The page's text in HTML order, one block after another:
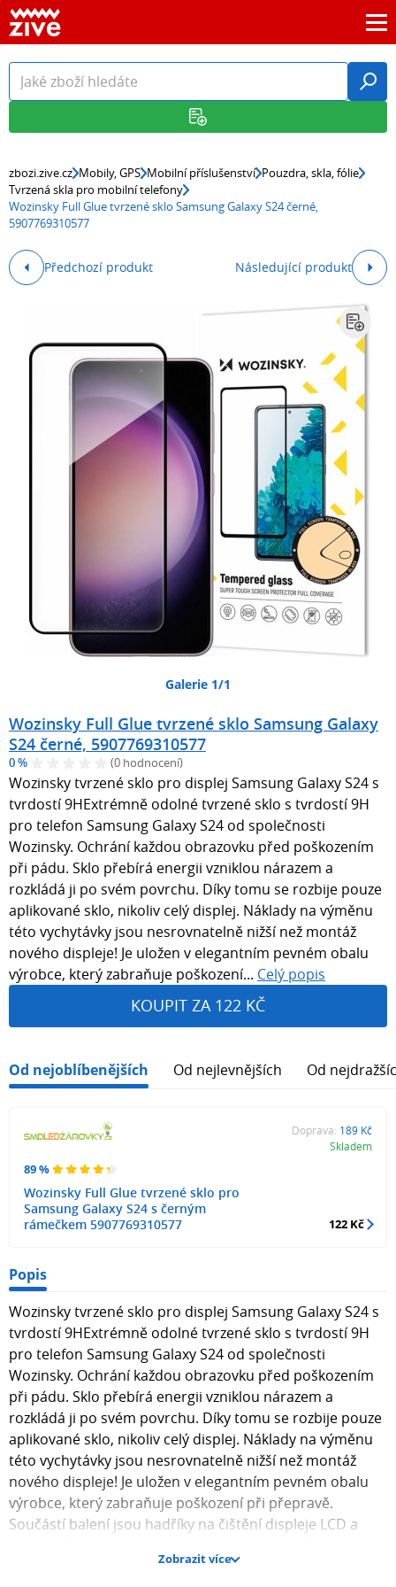
zbozi.zive.cz Mobily, GPS Mobilní příslušenství Pouzdra, skla, fólie
Tvrzená skla pro mobilní telefony
Wozinsky Full Glue tvrzené sklo Samsung Galaxy S24 černé,
5907769310577
Předchozí produkt Následující produkt
Galerie 1/1
Wozinsky Full Glue tvrzené sklo Samsung Galaxy
S24 černé, 5907769310577
0 % (0 hodnocení)
Wozinsky tvrzené sklo pro displej Samsung Galaxy S24 s
tvrdostí 9HExtrémně odolné tvrzené sklo s tvrdostí 9H
pro telefon Samsung Galaxy S24 od společnosti
Wozinsky. Ochrání každou obrazovku před poškozením
při pádu. Sklo přebírá energii vzniklou nárazem a
rozkládá ji po svém povrchu. Díky tomu se rozbije pouze
aplikované sklo, nikoliv celý displej. Náklady na výměnu
této vychytávky jsou nesrovnatelně nižší než montáž
nového displeje! Je uložen v elegantním pevném obalu
výrobce, který zabraňuje poškození... Celý popis
KOUPIT ZA 122 KČ
Od nejoblíbenějších Od nejlevnějších Od
89 %
Wozinsky Full Glue tvrzené sklo pro
Samsung Galaxy S24 s černým
rámečkem 5907769310577
Doprava: 189 Kč
Skladem
122 Kč
Popis
Wozinsky tvrzené sklo pro displej Samsung Galaxy S24 s
tvrdostí 9HExtrémně odolné tvrzené sklo s tvrdostí 9H
pro telefon Samsung Galaxy S24 od společnosti
Wozinsky. Ochrání každou obrazovku před poškozením
při pádu. Sklo přebírá energii vzniklou nárazem a
rozkládá ji po svém povrchu. Díky tomu se rozbije pouze
aplikované sklo, nikoliv celý displej. Náklady na výměnu
této vychytávky jsou nesrovnatelně nižší než montáž
nového displeje! Je uložen v elegantním pevném obalu
výrobce, který zabraňuje poškození při přepravě.
Součástí balení jsou hadříky na čištění displeje LCD a
- displej je vybaven ochranným krytem, který je součástí
Zobrazit více